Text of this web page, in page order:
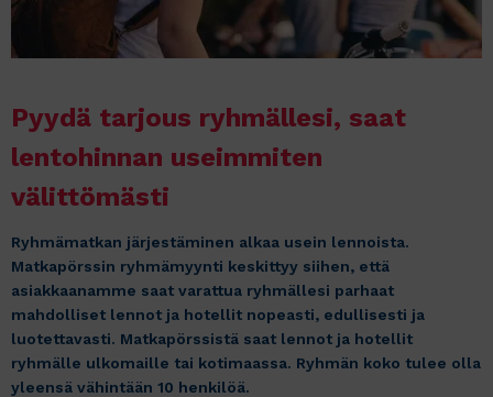
Pyydä tarjous ryhmällesi, saat
lentohinnan useimmiten
välittömästi
Ryhmämatkan järjestäminen alkaa usein lennoista.
Matkapörssin ryhmämyynti keskittyy siihen, että
asiakkaanamme saat varattua ryhmällesi parhaat
mahdolliset lennot ja hotellit nopeasti, edullisesti ja
luotettavasti. Matkapörssistä saat lennot ja hotellit
ryhmälle ulkomaille tai kotimaassa. Ryhmän koko tulee olla
yleensä vähintään 10 henkilöä.